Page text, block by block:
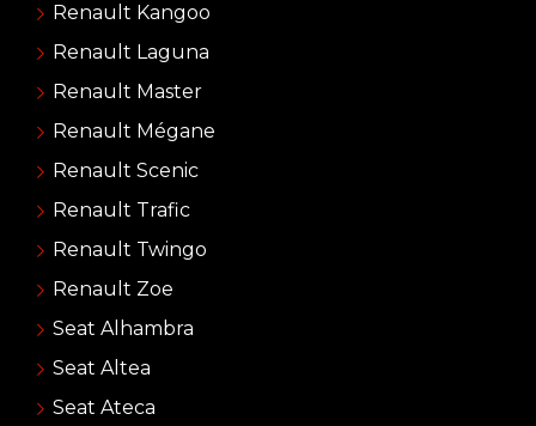
Renault Kangoo
Renault Laguna
Renault Master
Renault Mégane
Renault Scenic
Renault Trafic
Renault Twingo
Renault Zoe
Seat Alhambra
Seat Altea
Seat Ateca